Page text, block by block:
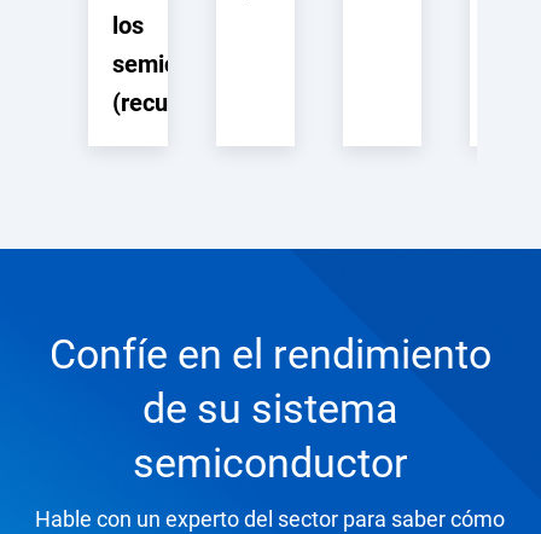
los
semiconductores
(recurso)
Confíe en el rendimiento
de su sistema
semiconductor
Hable con un experto del sector para saber cómo